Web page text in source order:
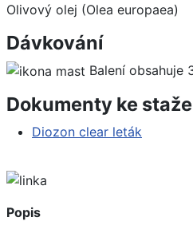
Olivový olej (Olea europaea)
Dávkování
Balení obsahuje
Dokumenty ke
Diozon clear leták
Popis